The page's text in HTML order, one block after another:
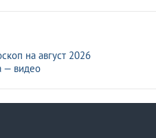
на август 2026
— видео